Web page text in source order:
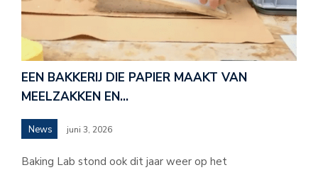
EEN BAKKERIJ DIE PAPIER MAAKT VAN
MEELZAKKEN EN…
News juni 3, 2026
Baking Lab stond ook dit jaar weer op het